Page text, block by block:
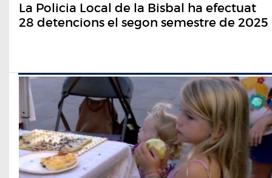
La Policia Local de la Bisbal ha efectuat
28 detencions el segon semestre de 2025